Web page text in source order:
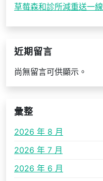
草莓森和診所減重送一線
近期留言
尚無留言可供顯示。
彙整
2026 年 8 月
2026 年 7 月
2026 年 6 月